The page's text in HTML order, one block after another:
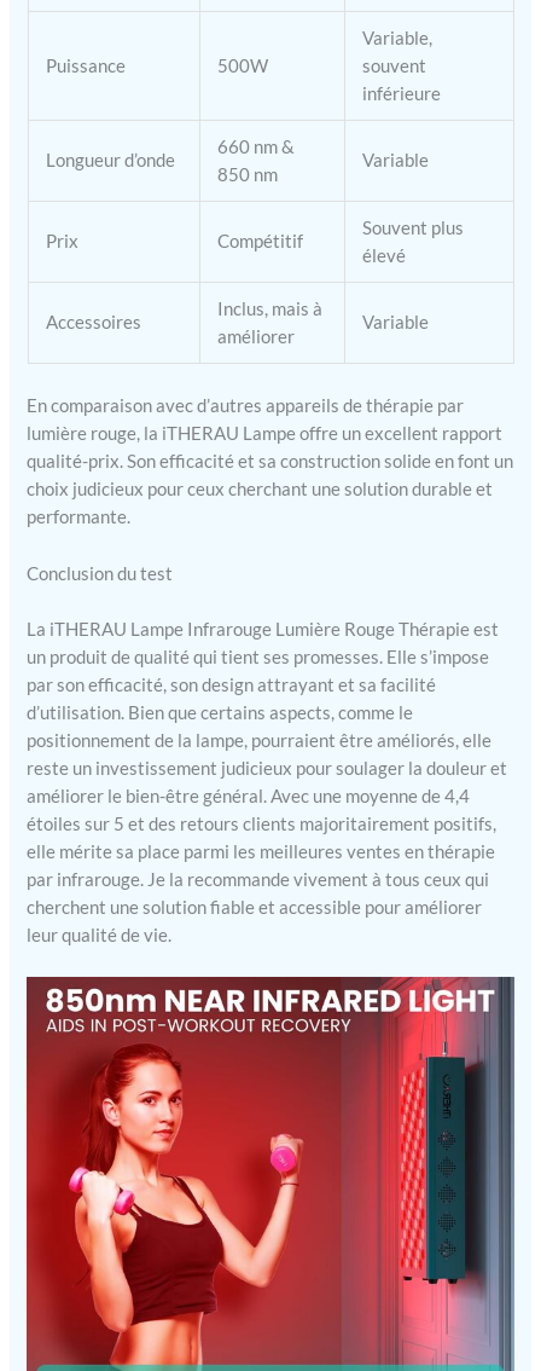
métallique garantit sa
durabilité, tandis que sa
finition peinte élégante
ajoute une touche
d'élégance. Vous pouvez
accrocher la
luminothérapie infrarouge
aux portes ou aux murs, la
poser sur une surface
plane ou la suspendre au
x 20,8 x 6,9 cm, poids : 4,2
kg. 【Facile à utiliser et
polyvalent】- Notre
fonctionnelle offre une
thérapie sûre, naturelle et
non invasive, sans effets
tactile facilite son
économisant ainsi du
temps et de l'argent. Cet
appareil peut améliorer
l'état de votre peau,
stimuler la production de
collagène et soulager les
douleurs musculaires et
autres problèmes
connexes.
Puissance 500W
Variable,
souvent
inférieure
Longueur d’onde
660 nm &
850 nm
Variable
Prix Compétitif
Souvent plus
élevé
Accessoires
Inclus, mais à
améliorer
Variable
En comparaison avec d’autres appareils de thérapie par
lumière rouge, la iTHERAU Lampe offre un excellent rapport
qualité-prix. Son efficacité et sa construction solide en font un
choix judicieux pour ceux cherchant une solution durable et
performante.
Conclusion du test
La iTHERAU Lampe Infrarouge Lumière Rouge Thérapie est
un produit de qualité qui tient ses promesses. Elle s’impose
par son efficacité, son design attrayant et sa facilité
d’utilisation. Bien que certains aspects, comme le
positionnement de la lampe, pourraient être améliorés, elle
reste un investissement judicieux pour soulager la douleur et
améliorer le bien-être général. Avec une moyenne de 4,4
étoiles sur 5 et des retours clients majoritairement positifs,
elle mérite sa place parmi les meilleures ventes en thérapie
par infrarouge. Je la recommande vivement à tous ceux qui
cherchent une solution fiable et accessible pour améliorer
leur qualité de vie.